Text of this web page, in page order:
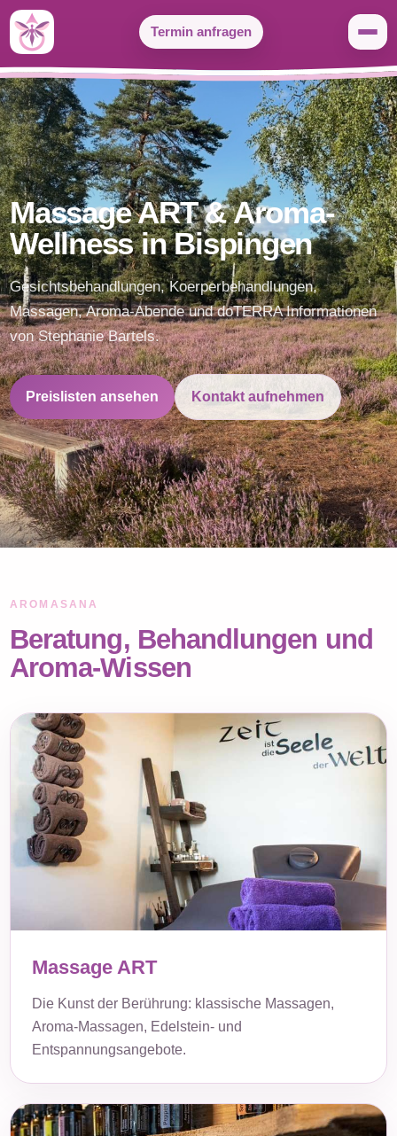
Zum
Inhalt
springen
Termin anfragen
Massage ART & Aroma-
Wellness in Bispingen
Gesichtsbehandlungen, Koerperbehandlungen,
Massagen, Aroma-Abende und doTERRA Informationen
von Stephanie Bartels.
Preislisten ansehen Kontakt aufnehmen
AROMASANA
Beratung, Behandlungen und
Aroma-Wissen
Massage ART
Die Kunst der Berührung: klassische Massagen,
Aroma-Massagen, Edelstein- und
Entspannungsangebote.